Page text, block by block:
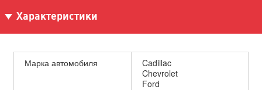
Характеристики
Марка автомобиля
Cadillac
Chevrolet
Ford